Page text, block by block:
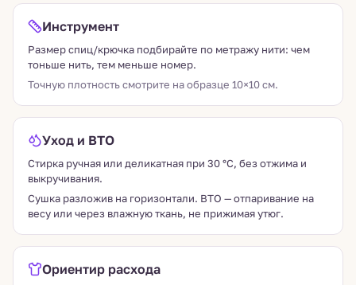
Инструмент
Размер спиц/крючка подбирайте по метражу нити: чем
тоньше нить, тем меньше номер.
Точную плотность смотрите на образце 10×10 см.
Уход и ВТО
Стирка ручная или деликатная при 30 °C, без отжима и
выкручивания.
Сушка разложив на горизонтали. ВТО — отпаривание на
весу или через влажную ткань, не прижимая утюг.
Ориентир расхода